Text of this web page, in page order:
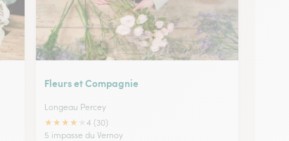
Fleurs et Compagnie
Longeau Percey
★★★★
4 (30)
5 impasse du Vernoy